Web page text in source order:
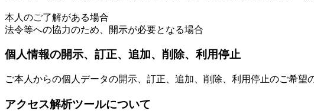
本人のご了解がある場合
法令等への協力のため、開示が必要となる場合
個人情報の開示、訂正、追加、削除、利用停止
ご本人からの個人データの開示、訂正、追加、削除、利用停止のご希
アクセス解析ツールについて